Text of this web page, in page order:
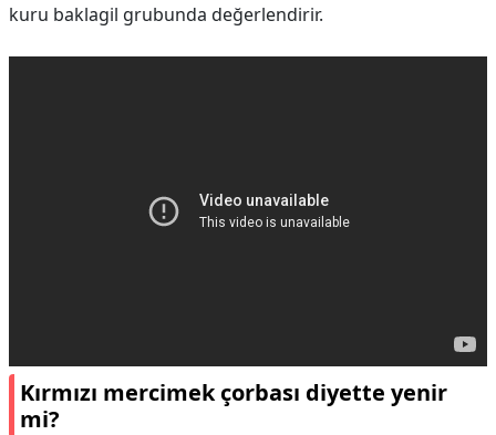
kuru baklagil grubunda değerlendirir.
Kırmızı mercimek çorbası diyette yenir
mi?